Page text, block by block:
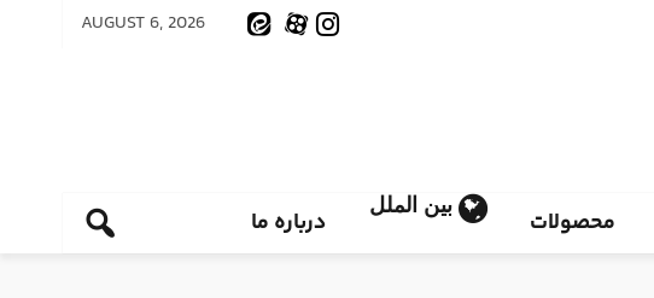
AUGUST 6, 2026
محصولات
بین الملل
درباره ما